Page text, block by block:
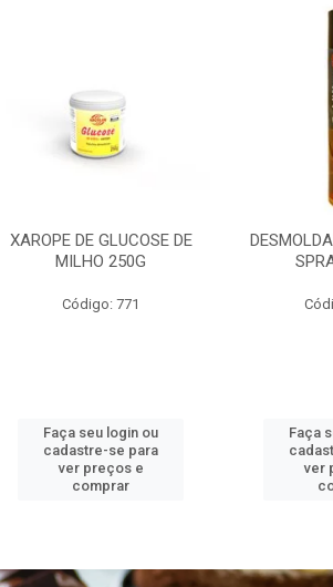
XAROPE DE GLUCOSE DE
MILHO 250G
Código: 771
Faça seu login ou
cadastre-se para
ver preços e
comprar
Faça
ver